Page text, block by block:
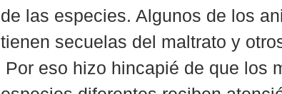
de las especies. Algunos de los
tienen secuelas del maltrato y
Por eso hizo hincapié de que los